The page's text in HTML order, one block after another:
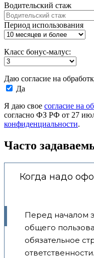
Водительский стаж
Период использования
Класс бонус-малус:
Даю согласие на
Да
Я даю свое согласие на
согласно ФЗ РФ от 27
конфиденциальности.
Часто
Когда надо
Перед началом
общего
обязательное